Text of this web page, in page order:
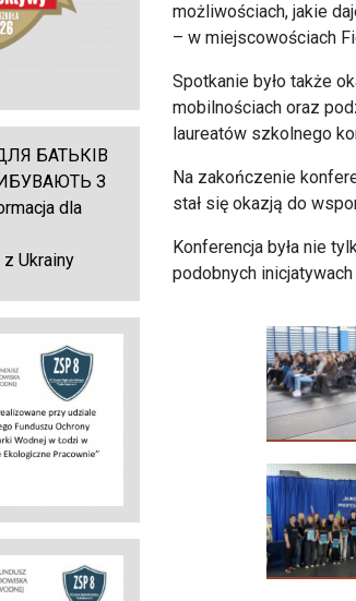
możliwościach, jakie
– w miejscowościach
Spotkanie było także
mobilnościach oraz
laureatów szkolnego
Na zakończenie
stał się okazją do
Konferencja była nie
podobnych
БАТЬКІВ
З
dla
Ukrainy